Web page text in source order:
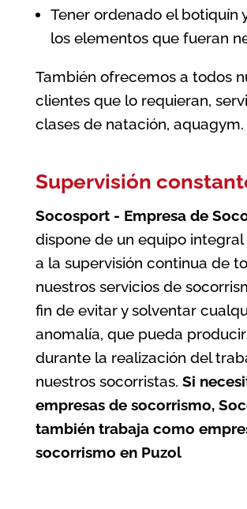
Tener ordenado el botiquín
los elementos que fueran
También ofrecemos a todos
clientes que lo requieran,
clases de natación, aquagym.
Supervisión
Socosport - Empresa de
dispone de un equipo
a la supervisión continua de
nuestros servicios de
fin de evitar y solventar
anomalía, que pueda
durante la realización del
nuestros socorristas. Si
empresas de socorrismo,
también trabaja como
socorrismo en Puzol